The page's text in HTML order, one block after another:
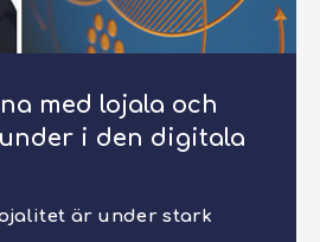
med lojala och
i den digitala
är under stark